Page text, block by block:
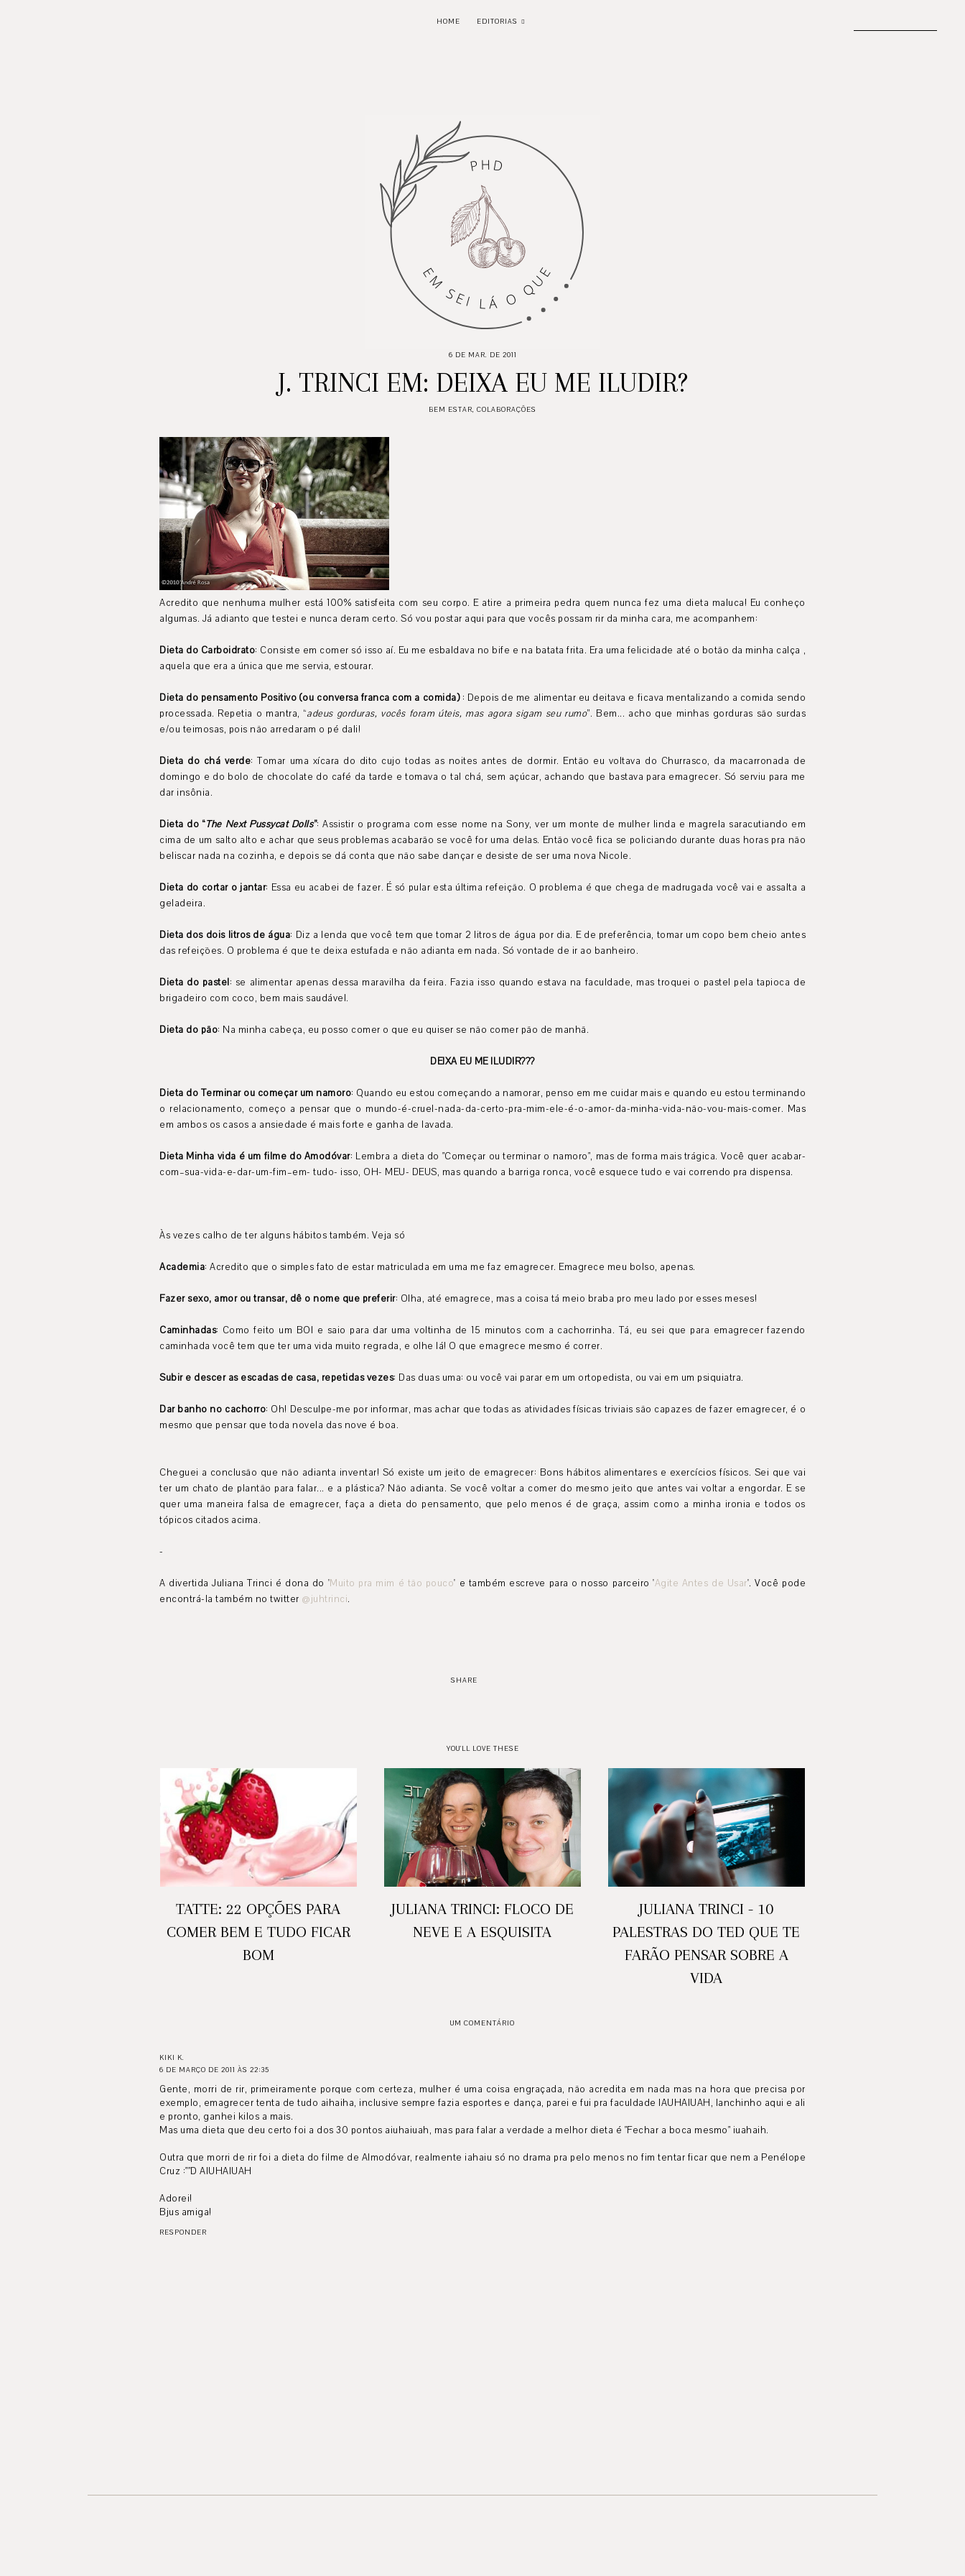
HOME EDITORIAS
6 DE MAR. DE 2011
J. TRINCI EM: DEIXA EU ME ILUDIR?
BEM ESTAR, COLABORAÇÕES
Acredito que nenhuma mulher está 100% satisfeita com seu corpo. E atire a primeira pedra quem nunca fez uma dieta maluca! Eu conheço
algumas. Já adianto que testei e nunca deram certo. Só vou postar aqui para que vocês possam rir da minha cara, me acompanhem:
Dieta do Carboidrato: Consiste em comer só isso aí. Eu me esbaldava no bife e na batata frita. Era uma felicidade até o botão da minha calça ,
aquela que era a única que me servia, estourar.
Dieta do pensamento Positivo (ou conversa franca com a comida) : Depois de me alimentar eu deitava e ficava mentalizando a comida sendo
processada. Repetia o mantra, “adeus gorduras, vocês foram úteis, mas agora sigam seu rumo”. Bem... acho que minhas gorduras são surdas
e/ou teimosas, pois não arredaram o pé dali!
Dieta do chá verde: Tomar uma xícara do dito cujo todas as noites antes de dormir. Então eu voltava do Churrasco, da macarronada de
domingo e do bolo de chocolate do café da tarde e tomava o tal chá, sem açúcar, achando que bastava para emagrecer. Só serviu para me
dar insônia.
Dieta do “The Next Pussycat Dolls”: Assistir o programa com esse nome na Sony, ver um monte de mulher linda e magrela saracutiando em
cima de um salto alto e achar que seus problemas acabarão se você for uma delas. Então você fica se policiando durante duas horas pra não
beliscar nada na cozinha, e depois se dá conta que não sabe dançar e desiste de ser uma nova Nicole.
Dieta do cortar o jantar: Essa eu acabei de fazer. É só pular esta última refeição. O problema é que chega de madrugada você vai e assalta a
geladeira.
Dieta dos dois litros de água: Diz a lenda que você tem que tomar 2 litros de água por dia. E de preferência, tomar um copo bem cheio antes
das refeições. O problema é que te deixa estufada e não adianta em nada. Só vontade de ir ao banheiro.
Dieta do pastel: se alimentar apenas dessa maravilha da feira. Fazia isso quando estava na faculdade, mas troquei o pastel pela tapioca de
brigadeiro com coco, bem mais saudável.
Dieta do pão: Na minha cabeça, eu posso comer o que eu quiser se não comer pão de manhã.
DEIXA EU ME ILUDIR???
Dieta do Terminar ou começar um namoro: Quando eu estou começando a namorar, penso em me cuidar mais e quando eu estou terminando
o relacionamento, começo a pensar que o mundo-é-cruel-nada-da-certo-pra-mim-ele-é-o-amor-da-minha-vida-não-vou-mais-comer. Mas
em ambos os casos a ansiedade é mais forte e ganha de lavada.
Dieta Minha vida é um filme do Amodóvar: Lembra a dieta do "Começar ou terminar o namoro", mas de forma mais trágica. Você quer acabar-
com–sua-vida-e-dar-um-fim–em- tudo- isso, OH- MEU- DEUS, mas quando a barriga ronca, você esquece tudo e vai correndo pra dispensa.
Às vezes calho de ter alguns hábitos também. Veja só
Academia: Acredito que o simples fato de estar matriculada em uma me faz emagrecer. Emagrece meu bolso, apenas.
Fazer sexo, amor ou transar, dê o nome que preferir: Olha, até emagrece, mas a coisa tá meio braba pro meu lado por esses meses!
Caminhadas: Como feito um BOI e saio para dar uma voltinha de 15 minutos com a cachorrinha. Tá, eu sei que para emagrecer fazendo
caminhada você tem que ter uma vida muito regrada, e olhe lá! O que emagrece mesmo é correr.
Subir e descer as escadas de casa, repetidas vezes: Das duas uma: ou você vai parar em um ortopedista, ou vai em um psiquiatra.
Dar banho no cachorro: Oh! Desculpe-me por informar, mas achar que todas as atividades físicas triviais são capazes de fazer emagrecer, é o
mesmo que pensar que toda novela das nove é boa.
Cheguei a conclusão que não adianta inventar! Só existe um jeito de emagrecer: Bons hábitos alimentares e exercícios físicos. Sei que vai
ter um chato de plantão para falar... e a plástica? Não adianta. Se você voltar a comer do mesmo jeito que antes vai voltar a engordar. E se
quer uma maneira falsa de emagrecer, faça a dieta do pensamento, que pelo menos é de graça, assim como a minha ironia e todos os
tópicos citados acima.
-
A divertida Juliana Trinci é dona do 'Muito pra mim é tão pouco' e também escreve para o nosso parceiro 'Agite Antes de Usar'. Você pode
encontrá-la também no twitter @juhtrinci.
SHARE
YOU'LL LOVE THESE
TATTE: 22 OPÇÕES PARA
COMER BEM E TUDO FICAR
BOM
JULIANA TRINCI: FLOCO DE
NEVE E A ESQUISITA
JULIANA TRINCI - 10
PALESTRAS DO TED QUE TE
FARÃO PENSAR SOBRE A
VIDA
UM COMENTÁRIO
KIKI K.
6 DE MARÇO DE 2011 ÀS 22:35
Gente, morri de rir, primeiramente porque com certeza, mulher é uma coisa engraçada, não acredita em nada mas na hora que precisa por
exemplo, emagrecer tenta de tudo aihaiha, inclusive sempre fazia esportes e dança, parei e fui pra faculdade IAUHAIUAH, lanchinho aqui e ali
e pronto, ganhei kilos a mais.
Mas uma dieta que deu certo foi a dos 30 pontos aiuhaiuah, mas para falar a verdade a melhor dieta é "Fechar a boca mesmo" iuahaih.
Outra que morri de rir foi a dieta do filme de Almodóvar, realmente iahaiu só no drama pra pelo menos no fim tentar ficar que nem a Penélope
Cruz :""D AIUHAIUAH
Adorei!
Bjus amiga!
RESPONDER